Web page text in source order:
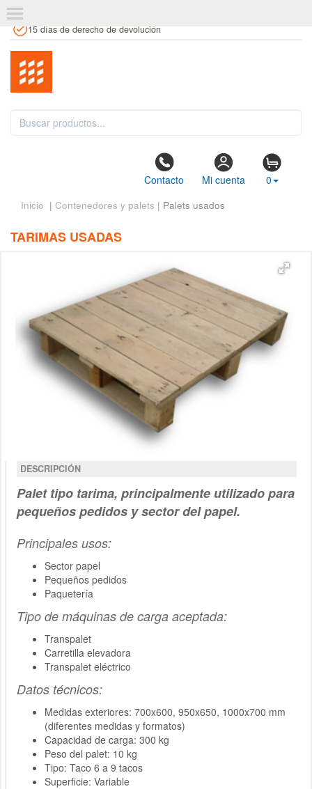
15 días de derecho de devolución
Contacto Mi cuenta 0
Inicio | Contenedores y palets | Palets usados
TARIMAS USADAS
DESCRIPCIÓN
Palet tipo tarima, principalmente utilizado para
pequeños pedidos y sector del papel.
Principales usos:
Sector papel
Pequeños pedidos
Paquetería
Tipo de máquinas de carga aceptada:
Transpalet
Carretilla elevadora
Transpalet eléctrico
Datos técnicos:
Medidas exteriores: 700x600, 950x650, 1000x700 mm
(diferentes medidas y formatos)
Capacidad de carga: 300 kg
Peso del palet: 10 kg
Tipo: Taco 6 a 9 tacos
Superficie: Variable